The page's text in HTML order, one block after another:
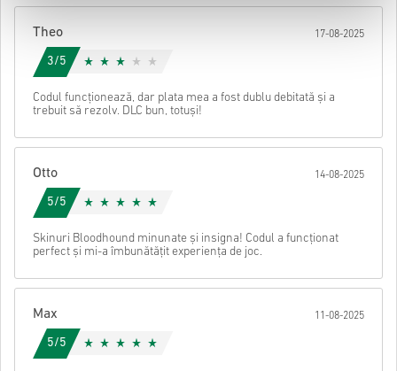
accesa codul tău.
Theo 17-08-2025
3/5
Codul funcționează, dar plata mea a fost dublu debitată și a
trebuit să rezolv. DLC bun, totuși!
Otto 14-08-2025
5/5
Skinuri Bloodhound minunate și insigna! Codul a funcționat
perfect și mi-a îmbunătățit experiența de joc.
Max 11-08-2025
5/5